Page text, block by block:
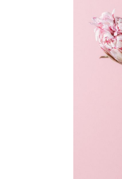
ただい
承くださ
Q. 配送
お花を
できま
から変
Q. 注
ご注文